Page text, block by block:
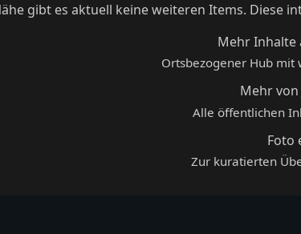
gibt es aktuell keine weiteren Items. Diese
Mehr Inhalte
Ortsbezogener Hub
Mehr von
Alle öffentlichen
Foto
Zur kuratierten